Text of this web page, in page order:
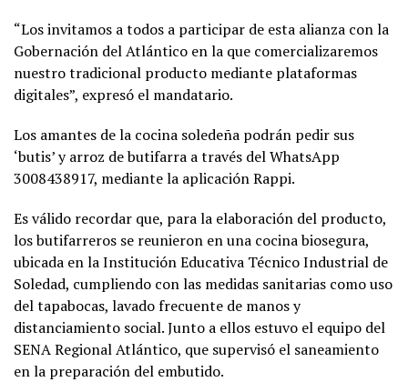
“Los invitamos a todos a participar de esta alianza con la
Gobernación del Atlántico en la que comercializaremos
nuestro tradicional producto mediante plataformas
digitales”, expresó el mandatario.
Los amantes de la cocina soledeña podrán pedir sus
‘butis’ y arroz de butifarra a través del WhatsApp
3008438917, mediante la aplicación Rappi.
Es válido recordar que, para la elaboración del producto,
los butifarreros se reunieron en una cocina biosegura,
ubicada en la Institución Educativa Técnico Industrial de
Soledad, cumpliendo con las medidas sanitarias como uso
del tapabocas, lavado frecuente de manos y
distanciamiento social. Junto a ellos estuvo el equipo del
SENA Regional Atlántico, que supervisó el saneamiento
en la preparación del embutido.